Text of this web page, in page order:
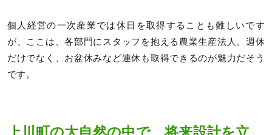
個人経営の一次産業では休日を取得することも難しいです
が、ここは、各部門にスタッフを抱える農業生産法人。週休
だけでなく、お盆休みなど連休も取得できるのが魅力だそう
です。